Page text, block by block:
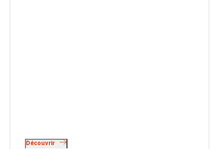
Découvrir